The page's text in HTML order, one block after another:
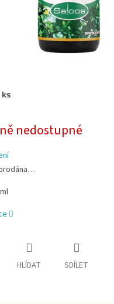
nedostupné
HLÍDAT SDÍLET